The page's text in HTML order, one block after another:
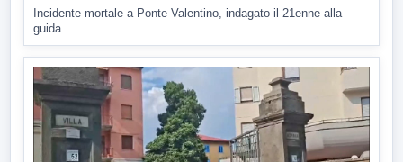
Incidente mortale a Ponte Valentino, indagato il 21enne alla
guida...